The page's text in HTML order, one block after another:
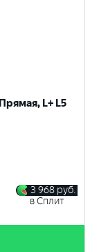
L+ L5
3 968 руб.
в Сплит